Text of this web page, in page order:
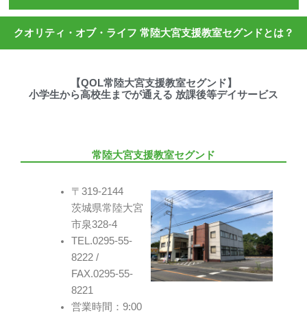
クオリティ・オブ・ライフ 常陸大宮支援教室セグンドとは？
【QOL常陸大宮支援教室セグンド】
小学生から高校生までが通える 放課後等デイサービス
常陸大宮支援教室セグンド
〒319-2144
茨城県常陸大宮
市泉328-4
TEL.0295-55-
8222 /
FAX.0295-55-
8221
営業時間：9:00